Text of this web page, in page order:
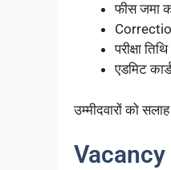
फीस जमा
परीक्षा
एडमिट
उम्मीदवारों को